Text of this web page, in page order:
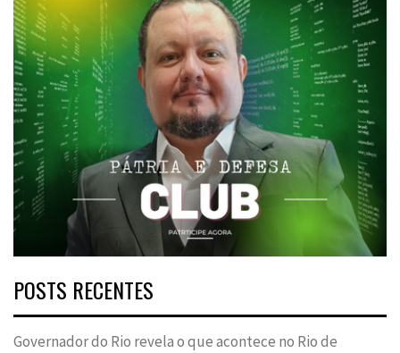
POSTS RECENTES
Governador do Rio revela o que acontece no Rio de